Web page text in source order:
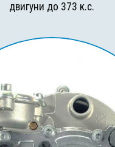
двигуни до 373 к.с.